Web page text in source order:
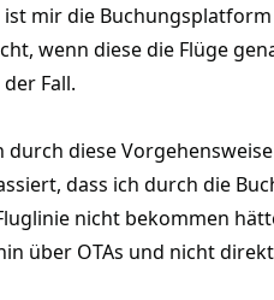
mir die
wenn diese die Flüge
Fall.
diese
dass ich durch die
nicht bekommen
über OTAs und nicht